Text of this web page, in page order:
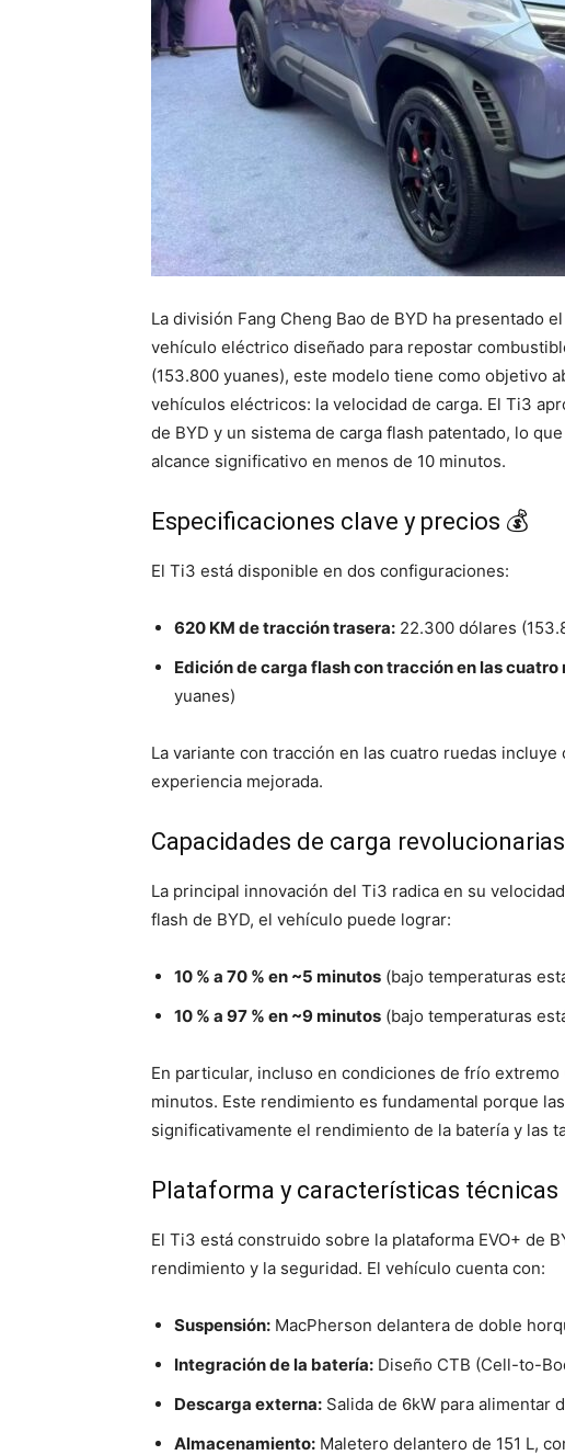
La división Fang Cheng Bao de BYD ha presentado
vehículo eléctrico diseñado para repostar
(153.800 yuanes), este modelo tiene como objetivo
vehículos eléctricos: la velocidad de carga. El Ti3
de BYD y un sistema de carga flash patentado, lo
alcance significativo en menos de 10 minutos.
Especificaciones clave y precios 💰
El Ti3 está disponible en dos configuraciones:
620 KM de tracción trasera: 22.300 dólares
Edición de carga flash con tracción en las cuatro
yuanes)
La variante con tracción en las cuatro ruedas
experiencia mejorada.
Capacidades de carga
La principal innovación del Ti3 radica en su
flash de BYD, el vehículo puede lograr:
10 % a 70 % en ~5 minutos (bajo temperaturas
10 % a 97 % en ~9 minutos (bajo temperaturas
En particular, incluso en condiciones de frío
minutos. Este rendimiento es fundamental porque
significativamente el rendimiento de la batería y las
Plataforma y características
El Ti3 está construido sobre la plataforma EVO+ de
rendimiento y la seguridad. El vehículo cuenta con:
Suspensión: MacPherson delantera de doble
Integración de la batería: Diseño CTB (Cell-to-
Descarga externa: Salida de 6kW para alimentar
Almacenamiento: Maletero delantero de 151 L,